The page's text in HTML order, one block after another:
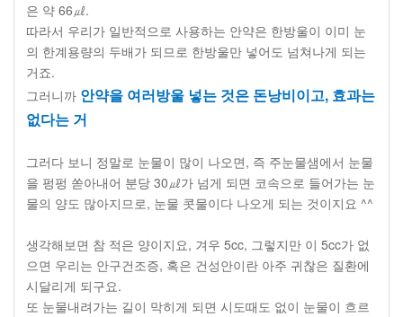
은 약 66㎕.
따라서 우리가 일반적으로 사용하는 안약은 한방울이 이미 눈
의 한계용량의 두배가 되므로 한방울만 넣어도 넘쳐나게 되는
거죠.
그러니까 안약을 여러방울 넣는 것은 돈낭비이고, 효과는
없다는 거
그러다 보니 정말로 눈물이 많이 나오면, 즉 주눈물샘에서 눈물
을 펑펑 쏟아내어 분당 30㎕가 넘게 되면 코속으로 들어가는 눈
물의 양도 많아지므로, 눈물 콧물이다 나오게 되는 것이지요 ^^
생각해보면 참 적은 양이지요, 겨우 5cc, 그렇지만 이 5cc가 없
으면 우리는 안구건조증, 혹은 건성안이란 아주 귀찮은 질환에
시달리게 되구요.
또 눈물내려가는 길이 막히게 되면 시도때도 없이 눈물이 흐르